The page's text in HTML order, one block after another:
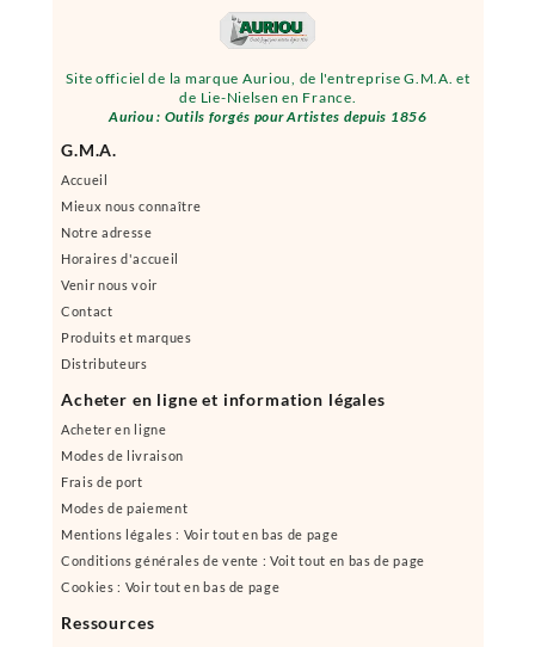
Site officiel de la marque Auriou, de l'entreprise G.M.A. et
de Lie-Nielsen en France.
Auriou : Outils forgés pour Artistes depuis 1856
G.M.A.
Accueil
Mieux nous connaître
Notre adresse
Horaires d'accueil
Venir nous voir
Contact
Produits et marques
Distributeurs
Acheter en ligne et information légales
Acheter en ligne
Modes de livraison
Frais de port
Modes de paiement
Mentions légales : Voir tout en bas de page
Conditions générales de vente : Voit tout en bas de page
Cookies : Voir tout en bas de page
Ressources